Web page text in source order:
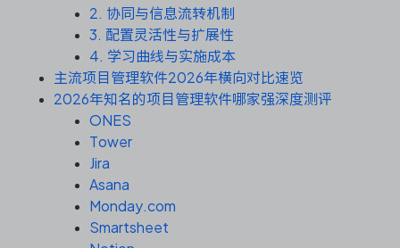
资源和工时管理
服务台和工单管理
IPD 研发管理
ASPICE 研发管理
2. 协同与信息流转机制
3. 配置灵活性与扩展性
4. 学习曲线与实施成本
主流项目管理软件2026年横向对比速览
2026年知名的项目管理软件哪家强深度测评
ONES
Tower
Jira
Asana
Monday.com
Smartsheet